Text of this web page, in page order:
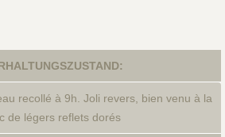
recollé à 9h. Joli revers, bien venu à la
de légers reflets dorés